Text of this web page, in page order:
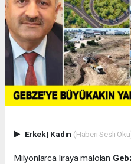
Erkek| Kadın (Haberi Sesli
Milyonlarca liraya malolan